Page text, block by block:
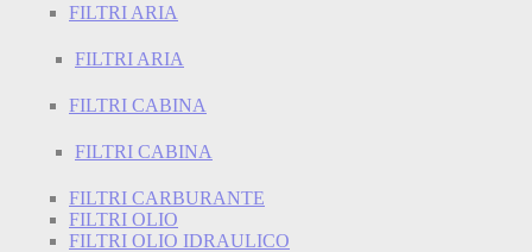
FILTRI ARIA
FILTRI ARIA
FILTRI CABINA
FILTRI CABINA
FILTRI CARBURANTE
FILTRI OLIO
FILTRI OLIO IDRAULICO